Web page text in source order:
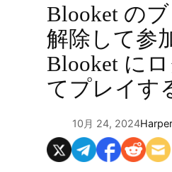
Blooket の
解除して参
Blooket に
てプレイす
10月 24, 2024